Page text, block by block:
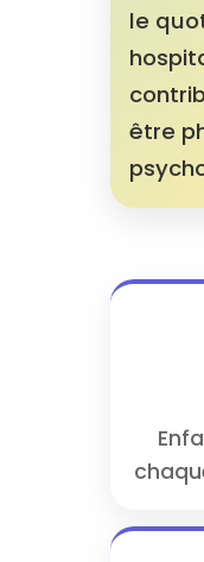
le
être